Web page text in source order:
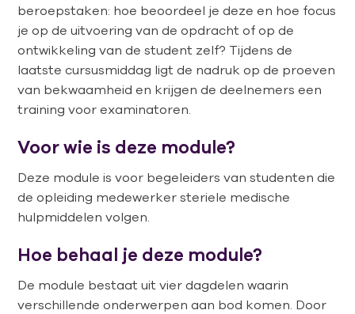
beroepstaken: hoe beoordeel je deze en hoe focus
je op de uitvoering van de opdracht of op de
ontwikkeling van de student zelf? Tijdens de
laatste cursusmiddag ligt de nadruk op de proeven
van bekwaamheid en krijgen de deelnemers een
training voor examinatoren.
Voor wie is deze module?
Deze module is voor begeleiders van studenten die
de opleiding medewerker steriele medische
hulpmiddelen volgen.
Hoe behaal je deze module?
De module bestaat uit vier dagdelen waarin
verschillende onderwerpen aan bod komen. Door